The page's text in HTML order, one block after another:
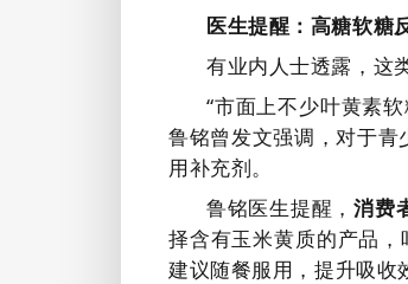
医生提醒：高糖软糖
有业内人士透露，这
“市面上不少叶黄素
鲁铭曾发文强调，对于
用补充剂。
鲁铭医生提醒，消费
择含有玉米黄质的产品
建议随餐服用，提升吸收